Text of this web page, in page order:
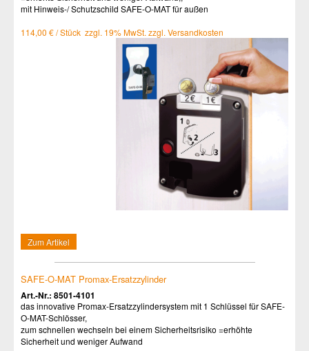
mit Hinweis-/ Schutzschild SAFE-O-MAT für außen
114,00 € / Stück zzgl. 19% MwSt. zzgl. Versandkosten
Zum Artikel
SAFE-O-MAT Promax-Ersatzzylinder
Art.-Nr.: 8501-4101
das innovative Promax-Ersatzzylindersystem mit 1 Schlüssel für SAFE-
O-MAT-Schlösser,
zum schnellen wechseln bei einem Sicherheitsrisiko =erhöhte
Sicherheit und weniger Aufwand